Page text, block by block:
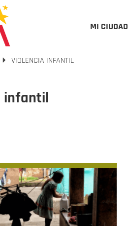
MI CIUDAD
VIOLENCIA INFANTIL
infantil